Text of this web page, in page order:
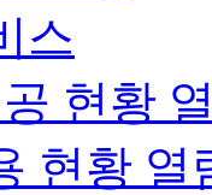
스
현황
현황 열